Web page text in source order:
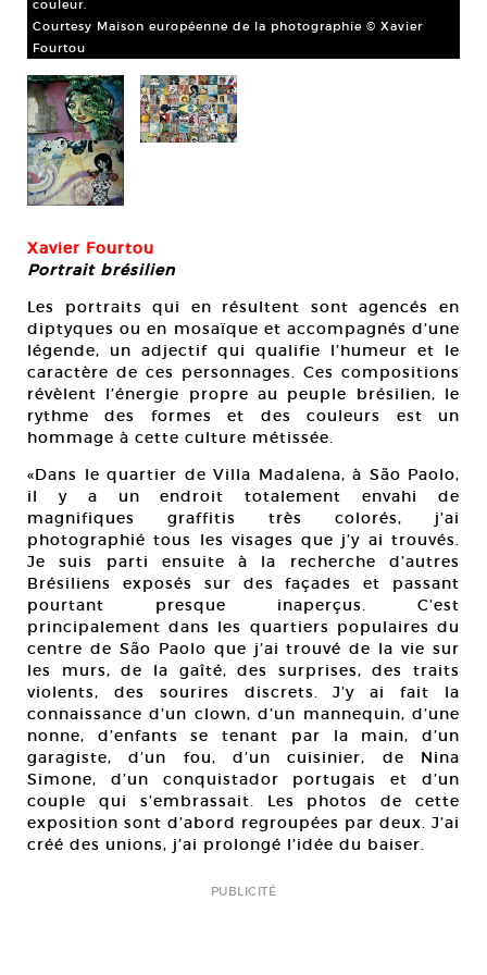
couleur.
Courtesy Maison européenne de la photographie © Xavier
Fourtou
Xavier Fourtou
Portrait brésilien
Les portraits qui en résultent sont agencés en
diptyques ou en mosaïque et accompagnés d’une
légende, un adjectif qui qualifie l’humeur et le
caractère de ces personnages. Ces compositions
révèlent l’énergie propre au peuple brésilien, le
rythme des formes et des couleurs est un
hommage à cette culture métissée.
«Dans le quartier de Villa Madalena, à São Paolo,
il y a un endroit totalement envahi de
magnifiques graffitis très colorés, j’ai
photographié tous les visages que j’y ai trouvés.
Je suis parti ensuite à la recherche d’autres
Brésiliens exposés sur des façades et passant
pourtant presque inaperçus. C’est
principalement dans les quartiers populaires du
centre de São Paolo que j’ai trouvé de la vie sur
les murs, de la gaîté, des surprises, des traits
violents, des sourires discrets. J’y ai fait la
connaissance d’un clown, d’un mannequin, d’une
nonne, d’enfants se tenant par la main, d’un
garagiste, d’un fou, d’un cuisinier, de Nina
Simone, d’un conquistador portugais et d’un
couple qui s’embrassait. Les photos de cette
exposition sont d’abord regroupées par deux. J’ai
créé des unions, j’ai prolongé l’idée du baiser.
PUBLICITÉ